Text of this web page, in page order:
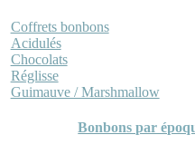
Coffrets bonbons
Acidulés
Chocolats
Réglisse
Guimauve / Marshmallow
Bonbons par